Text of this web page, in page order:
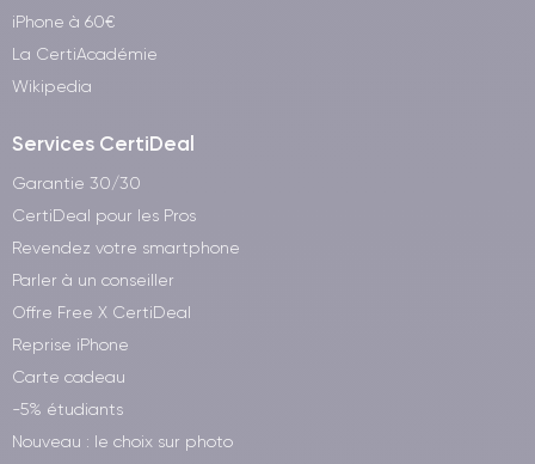
iPhone à 60€
La CertiAcadémie
Wikipedia
Services CertiDeal
Garantie 30/30
CertiDeal pour les Pros
Revendez votre smartphone
Parler à un conseiller
Offre Free X CertiDeal
Reprise iPhone
Carte cadeau
-5% étudiants
Nouveau : le choix sur photo